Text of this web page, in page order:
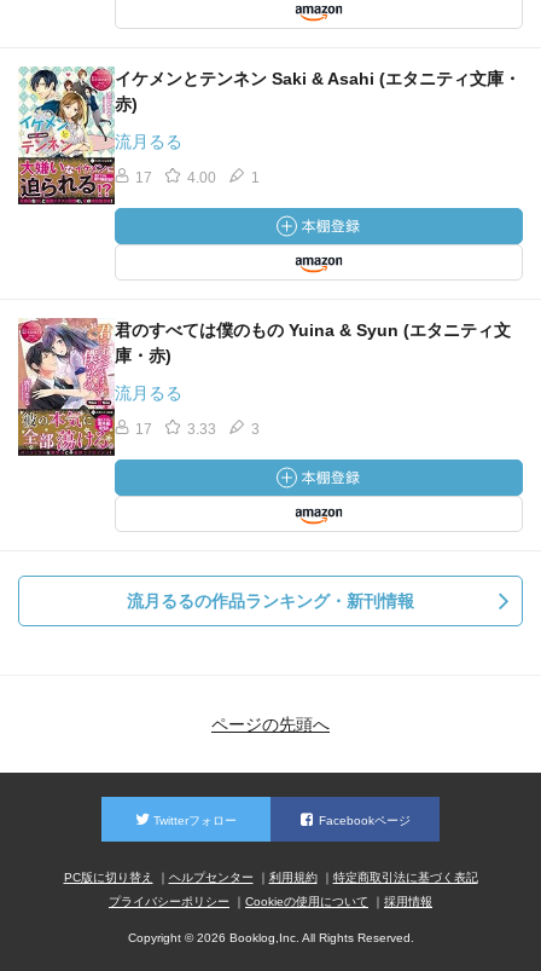
イケメンとテンネン Saki & Asahi (エタニティ文庫・
赤)
流月るる
17 4.00 1
君のすべては僕のもの Yuina & Syun (エタニティ文
庫・赤)
流月るる
17 3.33 3
流月るるの作品ランキング・新刊情報
ページの先頭へ
Twitterフォロー Facebookページ
PC版に切り替え ヘルプセンター 利用規約
特定商取引法に基づく表記
プライバシーポリシー
Cookieの使用について 採用情報
Copyright © 2026 Booklog,Inc. All Rights Reserved.